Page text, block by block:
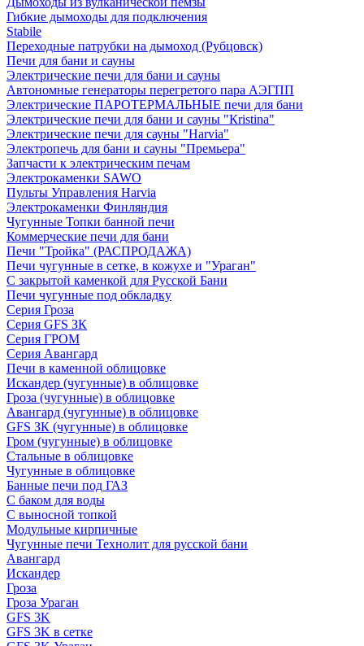
Гибкие дымоходы для подключения
Stabile
Переходные патрубки на дымоход (Рубцовск)
Печи для бани и сауны
Электрические печи для бани и сауны
Автономные генераторы перегретого пара АЭГПП
Электрические ПАРОТЕРМАЛЬНЫЕ печи для бани
Электрические печи для бани и сауны "Кristina"
Электрические печи для сауны "Harvia"
Электропечь для бани и сауны "Премьера"
Запчасти к электрическим печам
Электрокаменки SAWO
Пульты Управления Harvia
Электрокаменки Финляндия
Чугунные Топки банной печи
Коммерческие печи для бани
Печи "Тройка" (РАСПРОДАЖА)
Печи чугунные в сетке, в кожухе и "Ураган"
С закрытой каменкой для Русской Бани
Печи чугунные под обкладку
Серия Гроза
Серия GFS ЗК
Серия ГРОМ
Серия Авангард
Печи в каменной облицовке
Искандер (чугунные) в облицовке
Гроза (чугунные) в облицовке
Авангард (чугунные) в облицовке
GFS ЗК (чугунные) в облицовке
Гром (чугунные) в облицовке
Стальные в облицовке
Чугунные в облицовке
Банные печи под ГАЗ
С баком для воды
С выносной топкой
Модульные кирпичные
Чугунные печи Технолит для русской бани
Авангард
Искандер
Гроза
Гроза Ураган
GFS 3K
GFS 3K в сетке